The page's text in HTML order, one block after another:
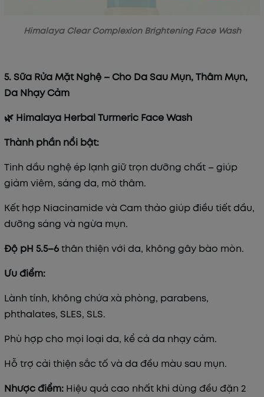
Himalaya Clear Complexion Brightening Face Wash
5. Sữa Rửa Mặt Nghệ – Cho Da Sau Mụn, Thâm Mụn,
Da Nhạy Cảm
🌿 Himalaya Herbal Turmeric Face Wash
Thành phần nổi bật:
Tinh dầu nghệ ép lạnh giữ trọn dưỡng chất – giúp
giảm viêm, sáng da, mờ thâm.
Kết hợp Niacinamide và Cam thảo giúp điều tiết dầu,
dưỡng sáng và ngừa mụn.
Độ pH 5.5–6thân thiện với da, không gây bào mòn.
Ưu điểm:
Lành tính, không chứa xà phòng, parabens,
phthalates, SLES, SLS.
Phù hợp cho mọi loại da, kể cả da nhạy cảm.
Hỗ trợ cải thiện sắc tố và da đều màu sau mụn.
Nhược điểm: Hiệu quả cao nhất khi dùng đều đặn 2